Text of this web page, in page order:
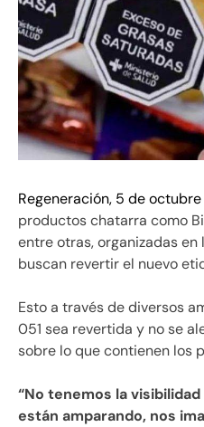
Regeneración, 5 de
productos chatarra como
entre otras, organizadas en
buscan revertir el nuevo
Esto a través de diversos
051 sea revertida y no se
sobre lo que contienen los
“No tenemos la
están amparando, nos